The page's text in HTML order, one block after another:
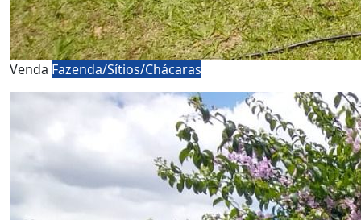
Venda Fazenda/Sítios/Chácaras